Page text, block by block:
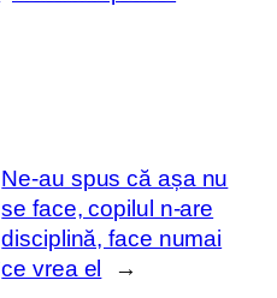
Ne-au spus că așa nu
se face, copilul n-are
disciplină, face numai
ce vrea el
→